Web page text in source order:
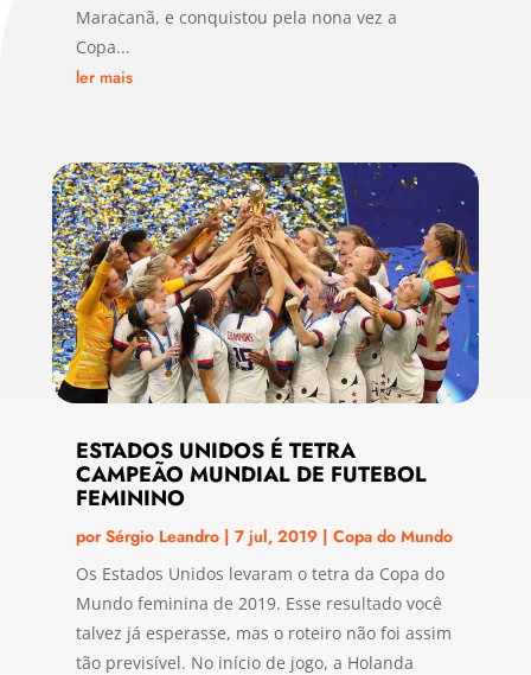
Maracanã, e conquistou pela nona vez a
Copa...
ler mais
ESTADOS UNIDOS É TETRA
CAMPEÃO MUNDIAL DE FUTEBOL
FEMININO
porSérgio Leandro| 7 jul, 2019| Copa do Mundo
Os Estados Unidos levaram o tetra da Copa do
Mundo feminina de 2019. Esse resultado você
talvez já esperasse, mas o roteiro não foi assim
tão previsível. No início de jogo, a Holanda